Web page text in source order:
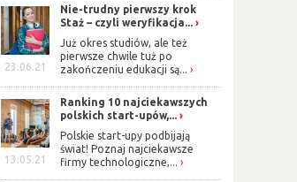
23.06.21
Nie-trudny pierwszy krok
Staż – czyli weryfikacja...
Już okres studiów, ale też
pierwsze chwile tuż po
zakończeniu edukacji są...
13.05.21
Ranking 10 najciekawszych
polskich start-upów,...
Polskie start-upy podbijają
świat! Poznaj najciekawsze
firmy technologiczne,...